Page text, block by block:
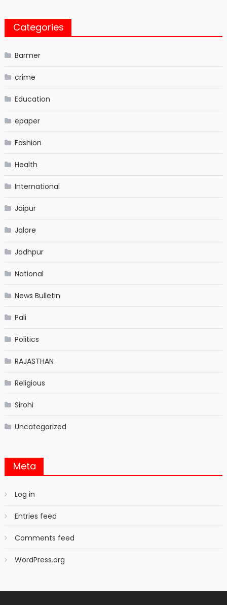
Categories
Barmer
crime
Education
epaper
Fashion
Health
International
Jaipur
Jalore
Jodhpur
National
News Bulletin
Pali
Politics
RAJASTHAN
Religious
Sirohi
Uncategorized
Meta
Log in
Entries feed
Comments feed
WordPress.org